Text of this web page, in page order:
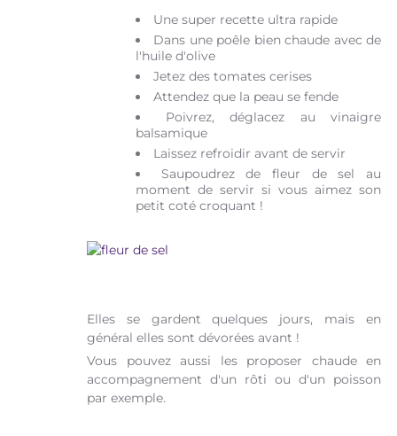
Une super recette ultra rapide
Dans une poêle bien chaude avec de
l'huile d'olive
Jetez des tomates cerises
Attendez que la peau se fende
Poivrez, déglacez au vinaigre
balsamique
Laissez refroidir avant de servir
Saupoudrez de fleur de sel au
moment de servir si vous aimez son
petit coté croquant !
Elles se gardent quelques jours, mais en
général elles sont dévorées avant !
Vous pouvez aussi les proposer chaude en
accompagnement d'un rôti ou d'un poisson
par exemple.